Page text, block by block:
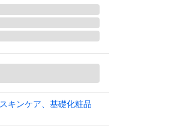
スキンケア、基礎化粧品